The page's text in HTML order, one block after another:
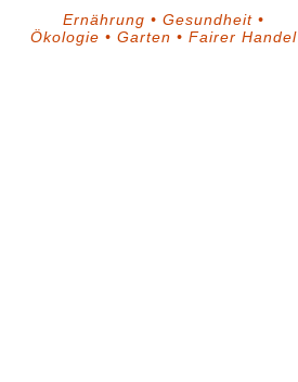
Ernährung • Gesundheit•
Ökologie • Garten • Fairer Handel